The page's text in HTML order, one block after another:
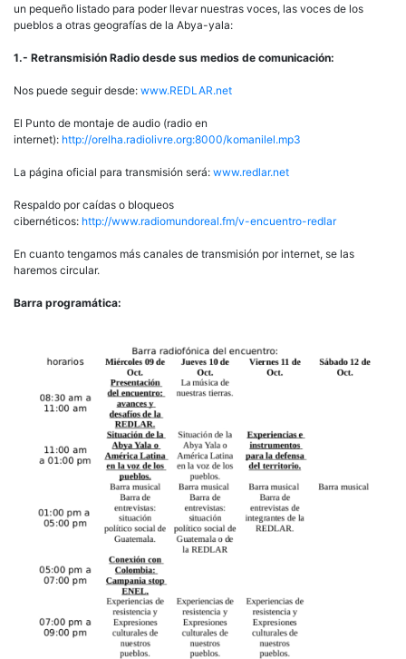
un pequeño listado para poder llevar nuestras voces, las voces de los
pueblos a otras geografías de la Abya-yala:
1.- Retransmisión Radio desde sus medios de comunicación:
Nos puede seguir desde: www.REDLAR.net
El Punto de montaje de audio (radio en
internet): http://orelha.radiolivre.org:8000/komanilel.mp3
La página oficial para transmisión será: www.redlar.net
Respaldo por caídas o bloqueos
cibernéticos: http://www.radiomundoreal.fm/v-encuentro-redlar
En cuanto tengamos más canales de transmisión por internet, se las
haremos circular.
Barra programática: